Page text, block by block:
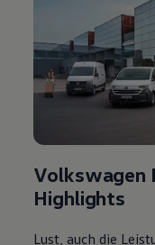
Volkswagen
Highlights
Lust, auch die